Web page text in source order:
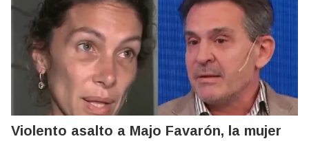
Violento asalto a Majo Favarón, la mujer